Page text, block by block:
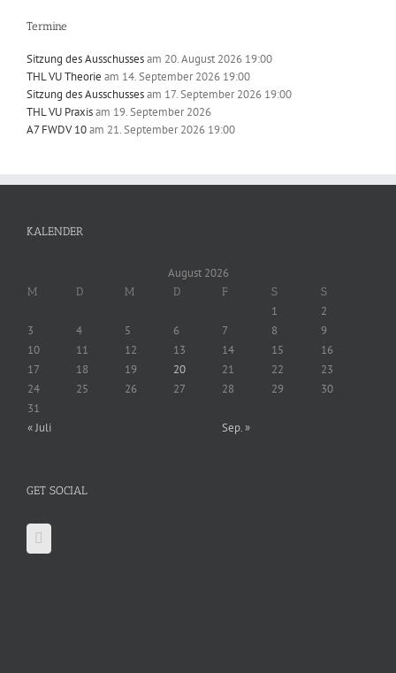
Termine
Sitzung des Ausschussesam 20. August 2026 19:00
THL VU Theorie am 14. September 2026 19:00
Sitzung des Ausschussesam 17. September 2026 19:00
THL VU Praxisam 19. September 2026
A7 FWDV 10am 21. September 2026 19:00
KALENDER
August 2026
M D M D F S S
1
2
3
4 5 6 7 8
9
10
11 12 13 14 15
16
17
18 19 20 21 22
23
24
25 26 27 28 29
30
31
« Juli
Sep. »
GET SOCIAL